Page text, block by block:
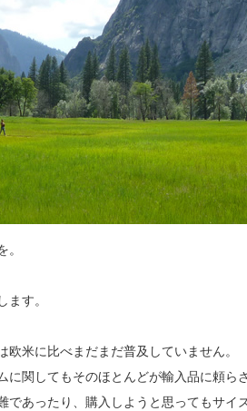
ます。
欧米に比べまだまだ普及していません。
に関してもそのほとんどが輸入品に頼ら
であったり、購入しようと思ってもサイ